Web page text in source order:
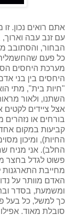
אתם רואים נכון. זו
עם זנב עבה
הבחור, והסתובב
כל פעם שהחשמלית
מערכת היחסים
היחסים בין בני
"חיות בית", מתי
השתנו, ולאור
אצל ציידים לקטים
בורחים או נזהרים
קביעות במקום
החיות), ומיכון
החלב). אני מניח
פשוט לגדל בחצר
מחייבת התארגנות
האדם מוותר על
ומשמעת, בסדר
כך למשל, כל בעל
סובלת מאוד.